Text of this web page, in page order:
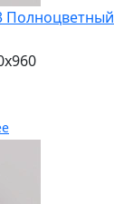
Полноцветный